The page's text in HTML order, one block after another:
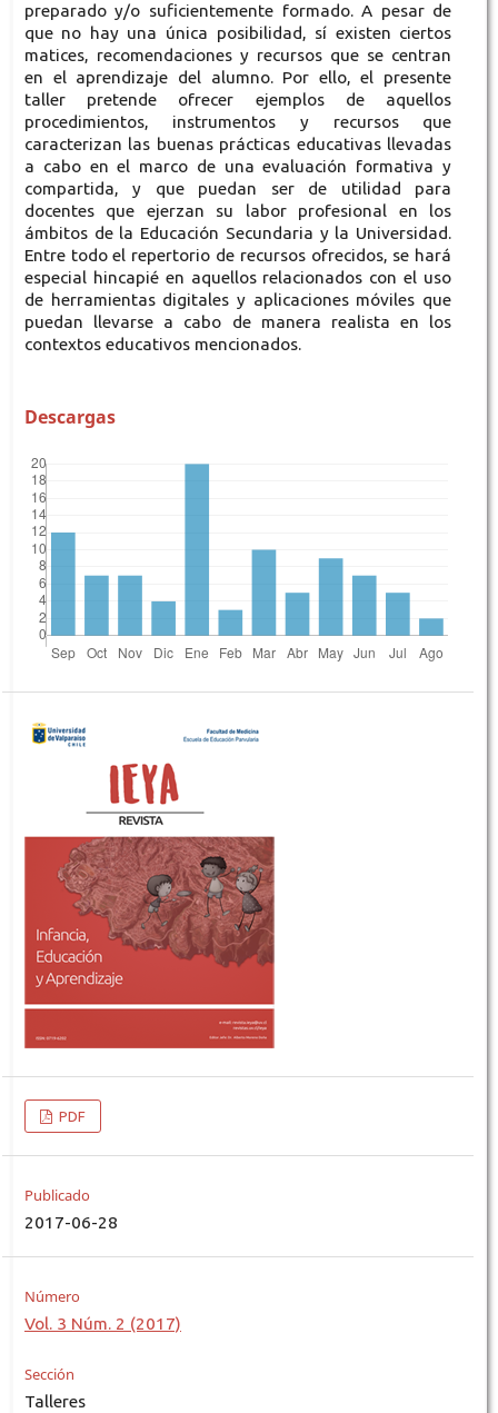
preparado y/o suficientemente formado. A pesar de
que no hay una única posibilidad, sí existen ciertos
matices, recomendaciones y recursos que se centran
en el aprendizaje del alumno. Por ello, el presente
taller pretende ofrecer ejemplos de aquellos
procedimientos, instrumentos y recursos que
caracterizan las buenas prácticas educativas llevadas
a cabo en el marco de una evaluación formativa y
compartida, y que puedan ser de utilidad para
docentes que ejerzan su labor profesional en los
ámbitos de la Educación Secundaria y la Universidad.
Entre todo el repertorio de recursos ofrecidos, se hará
especial hincapié en aquellos relacionados con el uso
de herramientas digitales y aplicaciones móviles que
puedan llevarse a cabo de manera realista en los
contextos educativos mencionados.
Descargas
PDF
Publicado
2017-06-28
Número
Vol. 3 Núm. 2 (2017)
Sección
Talleres